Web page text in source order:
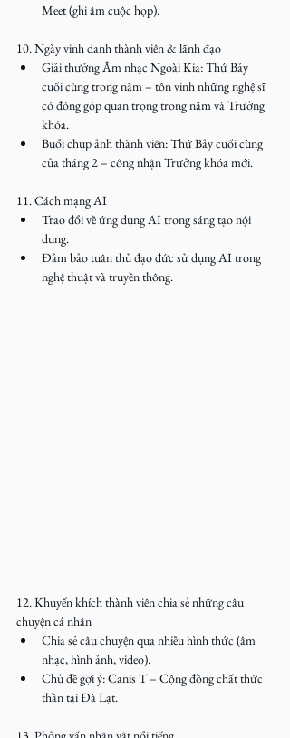
Meet (ghi âm cuộc họp).
10. Ngày vinh danh thành viên & lãnh đạo
Giải thưởng Âm nhạc Ngoài Kia: Thứ Bảy
cuối cùng trong năm – tôn vinh những nghệ sĩ
có đóng góp quan trọng trong năm và Trưởng
khóa.
Buổi chụp ảnh thành viên: Thứ Bảy cuối cùng
của tháng 2 – công nhận Trưởng khóa mới.
11. Cách mạng AI
Trao đổi về ứng dụng AI trong sáng tạo nội
dung.
Đảm bảo tuân thủ đạo đức sử dụng AI trong
nghệ thuật và truyền thông.
12. Khuyến khích thành viên chia sẻ những câu
chuyện cá nhân
Chia sẻ câu chuyện qua nhiều hình thức (âm
nhạc, hình ảnh, video).
Chủ đề gợi ý: Canis T – Cộng đồng chất thức
thần tại Đà Lạt.